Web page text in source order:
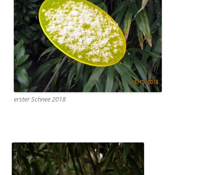
erster Schnee 2018